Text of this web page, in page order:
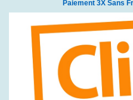
Paiement 3X Sans